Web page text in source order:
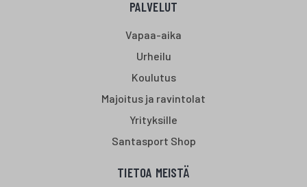
PALVELUT
Vapaa-aika
Urheilu
Koulutus
Majoitus ja ravintolat
Yrityksille
Santasport Shop
TIETOA MEISTÄ